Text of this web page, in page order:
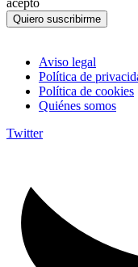
acepto
Quiero suscribirme
Aviso legal
Política de
Política de cookies
Quiénes somos
Twitter